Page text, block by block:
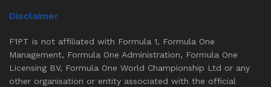
Disclaimer
F1PT is not affiliated with Formula 1, Formula One
Management, Formula One Administration, Formula One
Licensing BV, Formula One World Championship Ltd or any
other organisation or entity associated with the official